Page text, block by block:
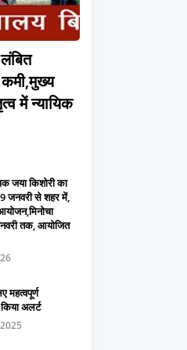
में न्यायिक
जया किशोरी का
जनवरी से शहर में,
तक, आयोजित
महत्वपूर्ण
अलर्ट